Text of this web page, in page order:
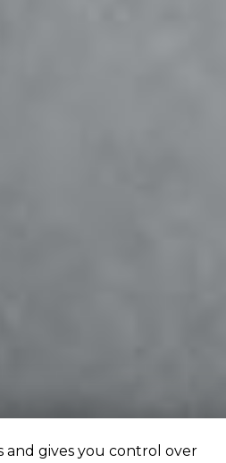
and gives you control over